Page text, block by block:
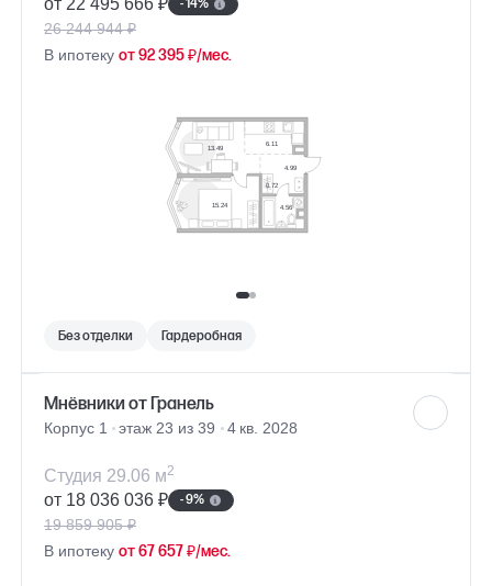
от 22 495 666 ₽ - 14%
26 244 944 ₽
В ипотеку от 92 395 ₽/мес.
Без отделки Гардеробная
Мнёвники от Гранель
Корпус 1 этаж 23 из 39 4 кв. 2028
Студия 29.06 м2
от 18 036 036 ₽ - 9%
19 859 905 ₽
В ипотеку от 67 657 ₽/мес.